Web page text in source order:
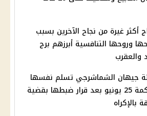
أكثر غيرة من نجاح الآخرين بسبب
وروحها التنافسية أبرزهم برج
والعقرب
جيهان الشماشرجي تسلم نفسها
للمحكمة 25 يونيو بعد قرار ضبطها بقضية
بالإكراه